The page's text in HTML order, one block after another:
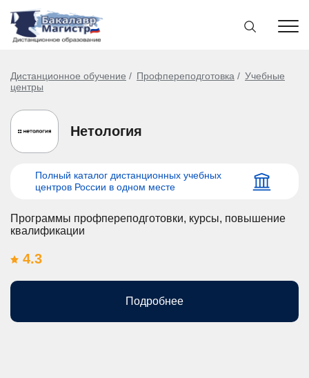
Дистанционное обучение Профпереподготовка
Учебные
центры
Нетология
Полный каталог дистанционных учебных
центров России в одном месте
Программы профпереподготовки, курсы, повышение
квалификации
4.3
Подробнее